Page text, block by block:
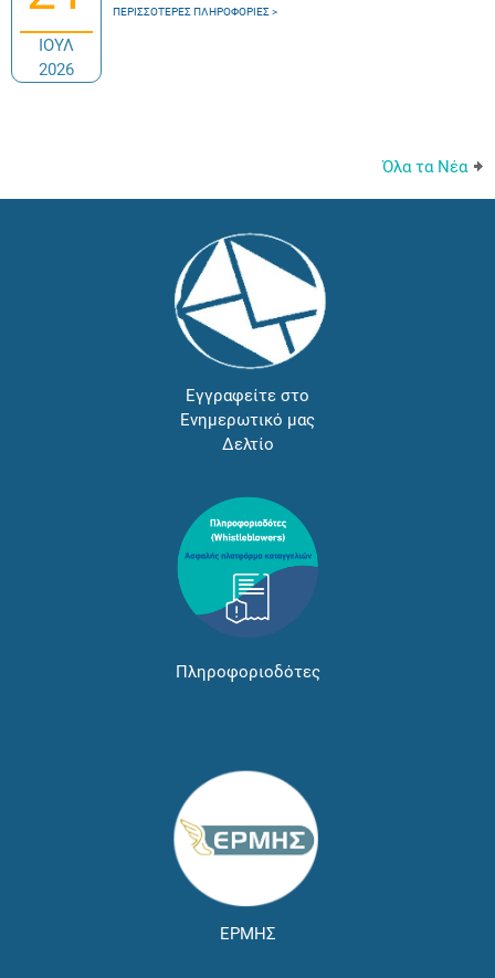
ΙΟΥΛ
2026
ΠΕΡΙΣΣΌΤΕΡΕΣ ΠΛΗΡΟΦΟΡΊΕΣ
Όλα τα Νέα
Εγγραφείτε στο
Ενημερωτικό μας
Δελτίο
Πληροφοριοδότες
ΕΡΜΗΣ